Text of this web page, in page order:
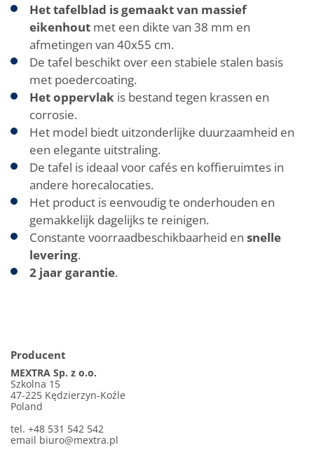
Het tafelblad is gemaakt van massief
eikenhout met een dikte van 38 mm en
afmetingen van 40x55 cm.
De tafel beschikt over een stabiele stalen basis
met poedercoating.
Het oppervlak is bestand tegen krassen en
corrosie.
Het model biedt uitzonderlijke duurzaamheid en
een elegante uitstraling.
De tafel is ideaal voor cafés en koffieruimtes in
andere horecalocaties.
Het product is eenvoudig te onderhouden en
gemakkelijk dagelijks te reinigen.
Constante voorraadbeschikbaarheid en snelle
levering.
2 jaar garantie.
Producent
MEXTRA Sp. z o.o.
Szkolna 15
47-225 Kędzierzyn-Koźle
Poland
tel. +48 531 542 542
email biuro@mextra.pl